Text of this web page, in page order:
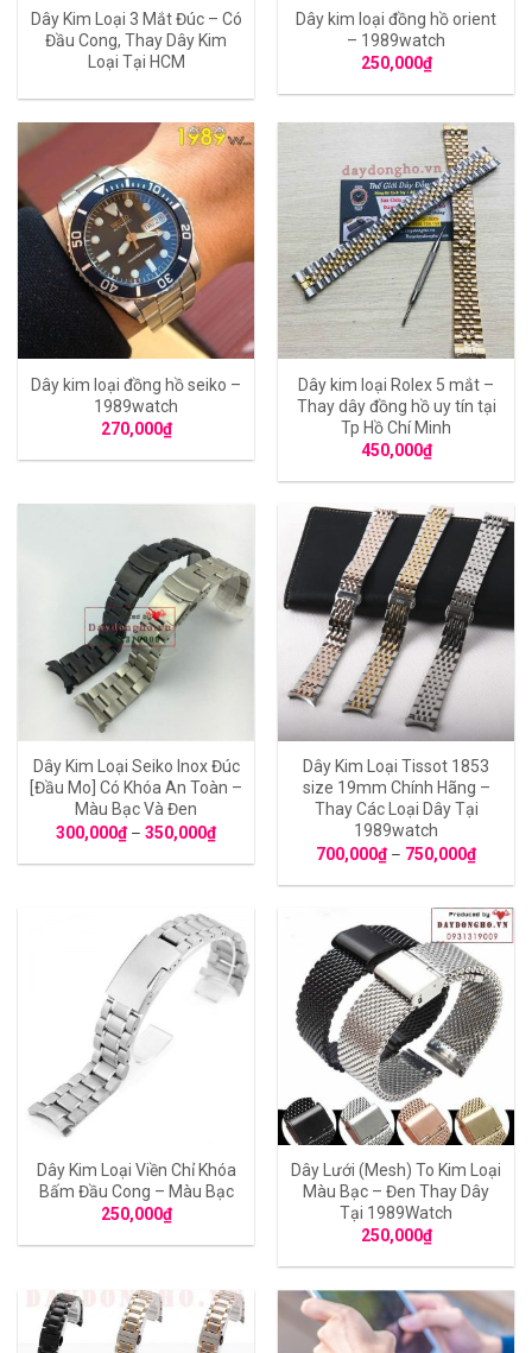
Dây Kim Loại 3 Mắt Đúc – Có
Đầu Cong, Thay Dây Kim
Loại Tại HCM
Dây kim loại đồng hồ orient
– 1989watch
250,000₫
Dây kim loại đồng hồ seiko –
1989watch
270,000₫
Dây kim loại Rolex 5 mắt –
Thay dây đồng hồ uy tín tại
Tp Hồ Chí Minh
450,000₫
Dây Kim Loại Seiko Inox Đúc
[Đầu Mo] Có Khóa An Toàn –
Màu Bạc Và Đen
300,000₫– 350,000₫
Dây Kim Loại Tissot 1853
size 19mm Chính Hãng –
Thay Các Loại Dây Tại
1989watch
700,000₫– 750,000₫
Dây Kim Loại Viền Chỉ Khóa
Bấm Đầu Cong – Màu Bạc
250,000₫
Dây Lưới (Mesh) To Kim Loại
Màu Bạc – Đen Thay Dây
Tại 1989Watch
250,000₫